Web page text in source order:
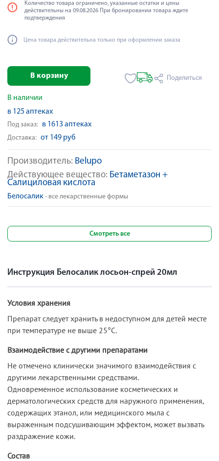
Производитель: Belupo
Действующее вещество: Бетаметазон +
Салициловая кислота
Белосалик - все лекарственные формы
Количество товара ограничено, указанные остатки и цены
действительны на 09.08.2026 При бронировании товара ждите
подтверждения
Цена товара действительна только при оформлении заказа
В корзину Поделиться
В наличии
в 125 аптеках
Под заказ: в 1613 аптеках
Доставка: от 149 руб
Смотреть все
Инструкция Белосалик лосьон-спрей 20мл
Условия хранения
Препарат следует хранить в недоступном для детей месте
при температуре не выше 25°С.
Взаимодействие с другими препаратами
Не отмечено клинически значимого взаимодействия с
другими лекарственными средствами.
Одновременное использование косметических и
дерматологических средств для наружного применения,
содержащих этанол, или медицинского мыла с
выраженным подсушивающим эффектом, может вызвать
раздражение кожи.
Состав